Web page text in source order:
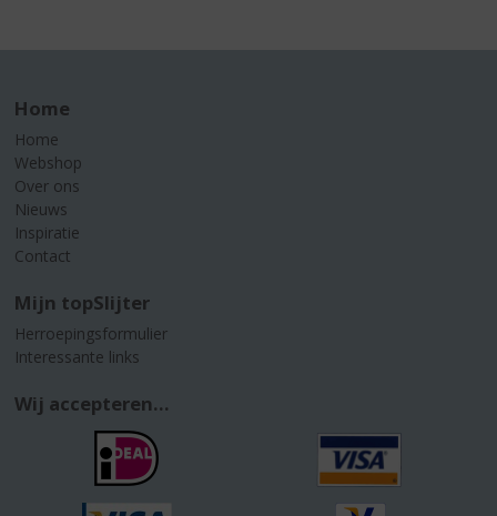
Home
Home
Webshop
Over ons
Nieuws
Inspiratie
Contact
Mijn topSlijter
Herroepingsformulier
Interessante links
Wij accepteren...